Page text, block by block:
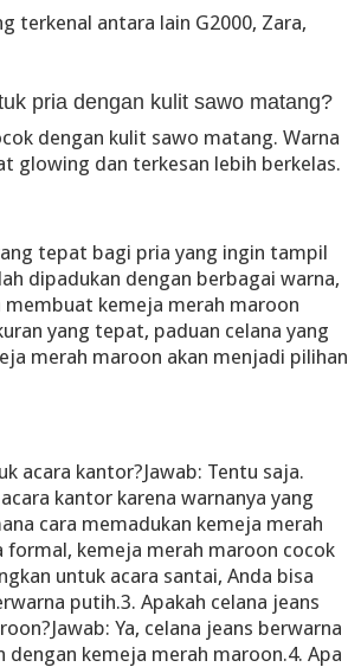
terkenal antara lain G2000, Zara,
pria dengan kulit sawo matang?
dengan kulit sawo matang. Warna
glowing dan terkesan lebih berkelas.
tepat bagi pria yang ingin tampil
dipadukan dengan berbagai warna,
kemeja merah maroon
yang tepat, paduan celana yang
merah maroon akan menjadi pilihan
acara kantor?Jawab: Tentu saja.
kantor karena warnanya yang
cara memadukan kemeja merah
formal, kemeja merah maroon cocok
untuk acara santai, Anda bisa
putih.3. Apakah celana jeans
Ya, celana jeans berwarna
kemeja merah maroon.4. Apa